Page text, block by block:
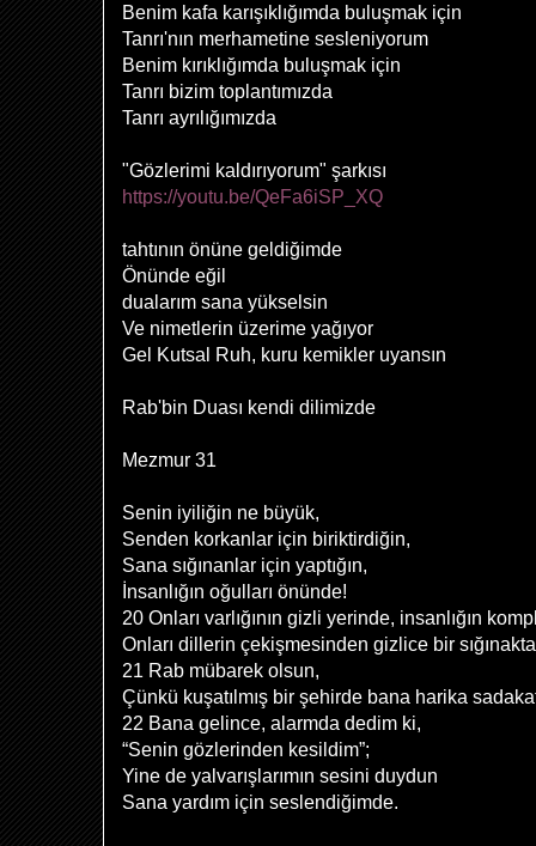
Benim kafa karışıklığımda buluşmak için
Tanrı'nın merhametine sesleniyorum
Benim kırıklığımda buluşmak için
Tanrı bizim toplantımızda
Tanrı ayrılığımızda
"Gözlerimi kaldırıyorum" şarkısı
https://youtu.be/QeFa6iSP_XQ
tahtının önüne geldiğimde
Önünde eğil
dualarım sana yükselsin
Ve nimetlerin üzerime yağıyor
Gel Kutsal Ruh, kuru kemikler uyansın
Rab'bin Duası kendi dilimizde
Mezmur 31
Senin iyiliğin ne büyük,
Senden korkanlar için biriktirdiğin,
Sana sığınanlar için yaptığın,
İnsanlığın oğulları önünde!
20 Onları varlığının gizli yerinde, insanlığın
Onları dillerin çekişmesinden gizlice bir
21 Rab mübarek olsun,
Çünkü kuşatılmış bir şehirde bana harika
22 Bana gelince, alarmda dedim ki,
“Senin gözlerinden kesildim”;
Yine de yalvarışlarımın sesini duydun
Sana yardım için seslendiğimde.